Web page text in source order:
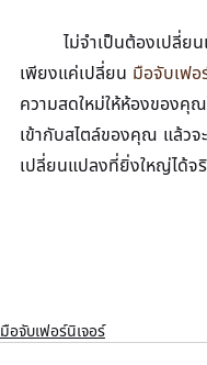
เพียงแค่เปลี่ยน มือจับเฟอ
ความสดใหม่ให้ห้องของคุ
เข้ากับสไตล์ของคุณ แล้วจ
เปลี่ยนแปลงที่ยิ่งใหญ่ได้จ
มือจับเฟอร์นิเจอร์